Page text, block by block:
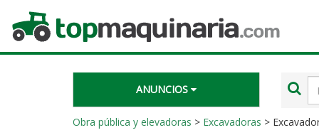
Topmaquinaria.com
ANUNCIOS
Obra pública y elevadoras > Excavadoras >